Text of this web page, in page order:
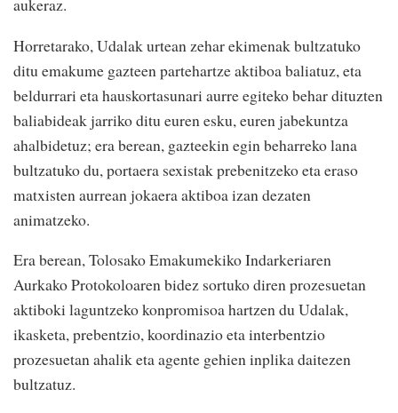
aukeraz.
Horretarako, Udalak urtean zehar ekimenak bultzatuko
ditu emakume gazteen partehartze aktiboa baliatuz, eta
beldurrari eta hauskortasunari aurre egiteko behar dituzten
baliabideak jarriko ditu euren esku, euren jabekuntza
ahalbidetuz; era berean, gazteekin egin beharreko lana
bultzatuko du, portaera sexistak prebenitzeko eta eraso
matxisten aurrean jokaera aktiboa izan dezaten
animatzeko.
Era berean, Tolosako Emakumekiko Indarkeriaren
Aurkako Protokoloaren bidez sortuko diren prozesuetan
aktiboki laguntzeko konpromisoa hartzen du Udalak,
ikasketa, prebentzio, koordinazio eta interbentzio
prozesuetan ahalik eta agente gehien inplika daitezen
bultzatuz.